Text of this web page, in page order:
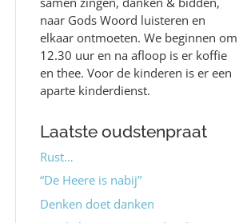
naar Gods Woord luisteren en
elkaar ontmoeten. We beginnen om
12.30 uur en na afloop is er koffie
en thee. Voor de kinderen is er een
aparte kinderdienst.
Laatste oudstenpraat
Rust…
“De Heere is nabij”
Denken doet danken